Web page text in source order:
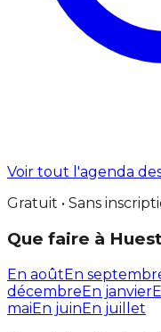
Voir tout l'agenda
Gratuit • Sans
Que faire à
En aoûtEn
décembreEn janvier
maiEn juinEn juillet